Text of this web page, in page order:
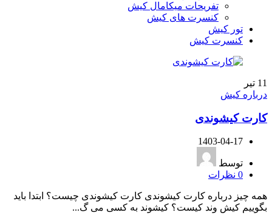
تفریحات میکامال کیش
کنسرت های کیش
تور کیش
کنسرت کیش
11 تیر
درباره کیش
کارت کیشوندی
1403-04-17
توسط
0 نظرات
همه چیز درباره کارت کیشوندی کارت کیشوندی چیست؟ ابتدا باید
بگوییم کیش وند کیست؟ کیشوند به کسی می گ...